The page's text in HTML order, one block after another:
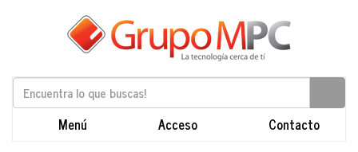
Menú Acceso Contacto